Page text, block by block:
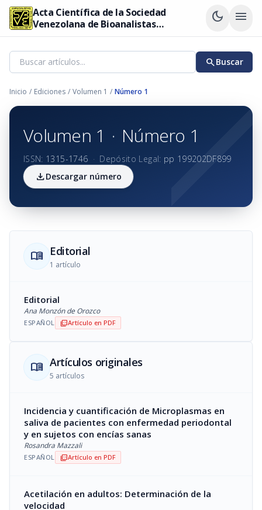
Acta Científica de la Sociedad
Venezolana de Bioanalistas
Especialistas
dark_mode menu
searchBuscar
Inicio / Ediciones / Volumen 1 / Número 1
Volumen 1 · Número 1
ISSN: 1315-1746 · Depósito Legal: pp 199202DF899
downloadDescargar número
menu_book Editorial
1 artículo
Editorial
Ana Monzón de Orozco
ESPAÑOL picture_as_pdfArtículo en PDF
menu_book Artículos originales
5 artículos
Incidencia y cuantificación de Microplasmas en
saliva de pacientes con enfermedad periodontal
y en sujetos con encías sanas
Rosandra Mazzali
ESPAÑOL picture_as_pdfArtículo en PDF
Acetilación en adultos: Determinación de la
velocidad